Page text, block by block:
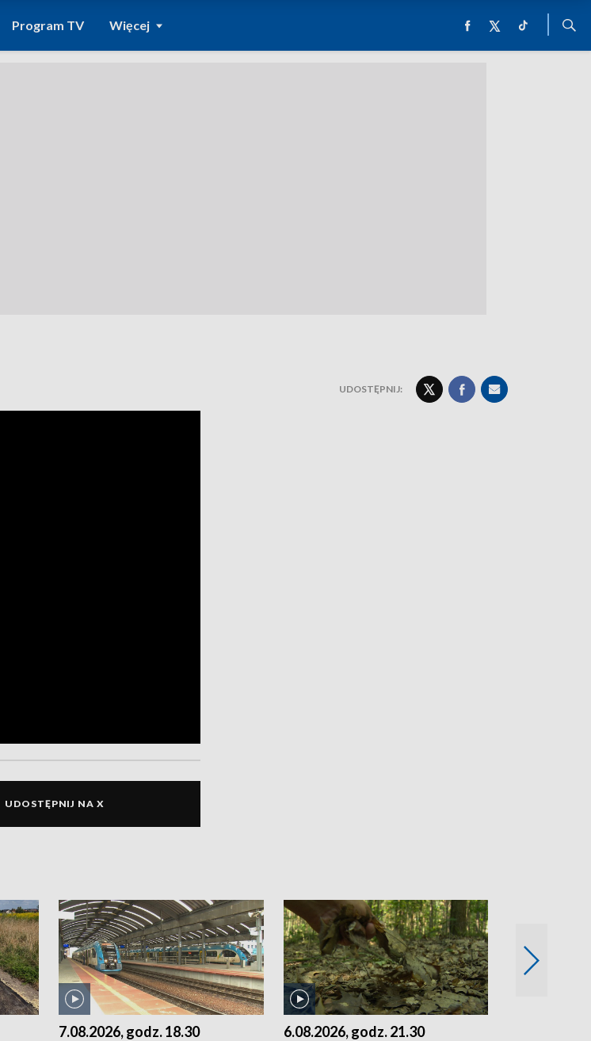
Program TV Więcej
UDOSTĘPNIJ:
UDOSTĘPNIJ NA X
7.08.2026, godz. 18.30 6.08.2026, godz. 21.30